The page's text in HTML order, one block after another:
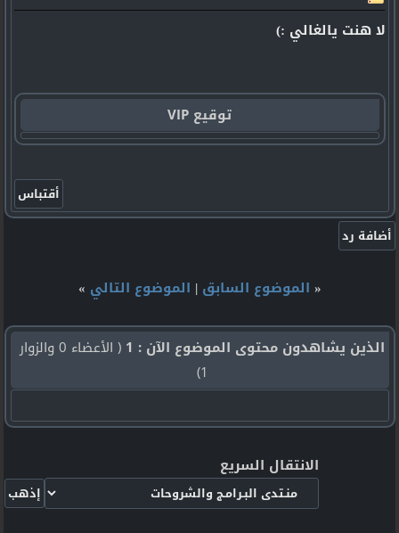
لا هنت يالغالي :)
توقيع VIP
« الموضوع السابق | الموضوع التالي »
الذين يشاهدون محتوى الموضوع الآن : 1
( الأعضاء 0 والزوار
1)
الانتقال السريع